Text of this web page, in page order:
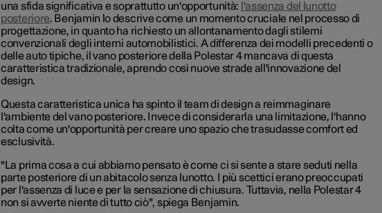
una sfida significativa e soprattutto un'opportunità: l'assenza del lunotto
posteriore. Benjamin lo descrive come un momento cruciale nel processo di
progettazione, in quanto ha richiesto un allontanamento dagli stilemi
convenzionali degli interni automobilistici. A differenza dei modelli precedenti o
delle auto tipiche, il vano posteriore della Polestar 4 mancava di questa
caratteristica tradizionale, aprendo così nuove strade all'innovazione del
design.
Questa caratteristica unica ha spinto il team di design a reimmaginare
l'ambiente del vano posteriore. Invece di considerarla una limitazione, l'hanno
colta come un'opportunità per creare uno spazio che trasudasse comfort ed
esclusività.
"La prima cosa a cui abbiamo pensato è come ci si sente a stare seduti nella
parte posteriore di un abitacolo senza lunotto. I più scettici erano preoccupati
per l'assenza di luce e per la sensazione di chiusura. Tuttavia, nella Polestar 4
non si avverte niente di tutto ciò", spiega Benjamin.